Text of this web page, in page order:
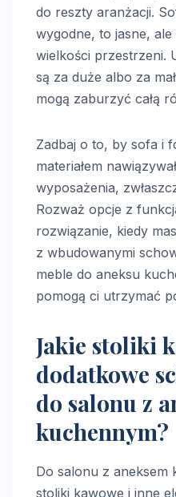
do reszty aranżacji.
wygodne, to jasne,
wielkości przestrzeni.
są za duże albo za
mogą zaburzyć całą
Zadbaj o to, by sofa i
materiałem
wyposażenia,
Rozważ opcje z
rozwiązanie, kiedy
z wbudowanymi
meble do aneksu
pomogą ci utrzymać
Jakie stoliki
dodatkowe
do salonu z
kuchennym?
Do salonu z aneksem
stoliki kawowe i inne